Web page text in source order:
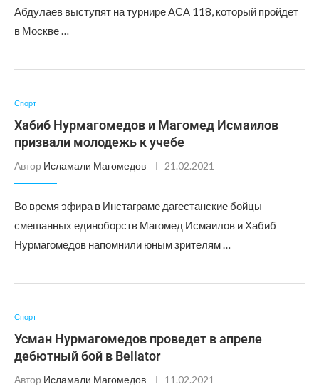
Абдулаев выступят на турнире АСА 118, который пройдет
в Москве …
Спорт
Хабиб Нурмагомедов и Магомед Исмаилов
призвали молодежь к учебе
Автор Исламали Магомедов 21.02.2021
Во время эфира в Инстаграме дагестанские бойцы
смешанных единоборств Магомед Исмаилов и Хабиб
Нурмагомедов напомнили юным зрителям …
Спорт
Усман Нурмагомедов проведет в апреле
дебютный бой в Bellator
Автор Исламали Магомедов 11.02.2021